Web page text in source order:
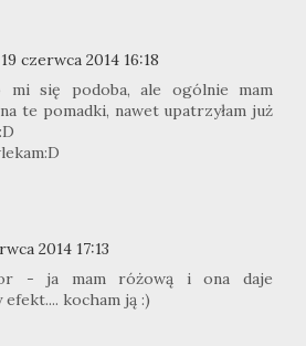
19 czerwca 2014 16:18
mi się podoba, ale ogólnie mam
te pomadki, nawet upatrzyłam już
2014 17:13
- ja mam różową i ona daje
kocham ją :)